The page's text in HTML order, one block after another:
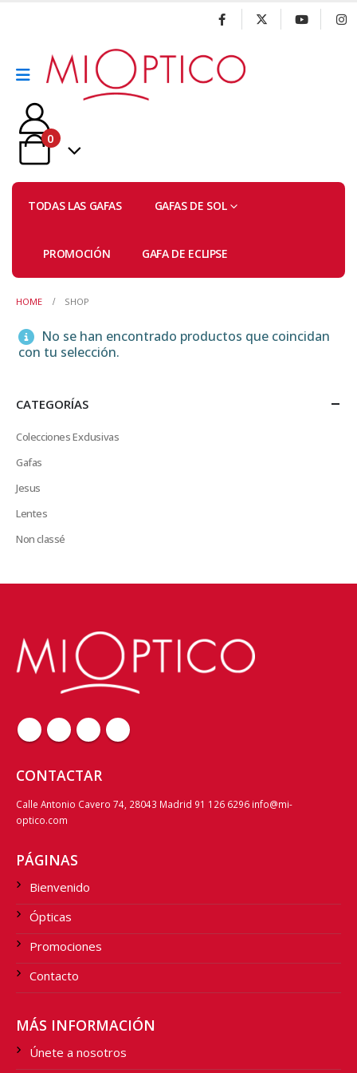
0
TODAS LAS GAFAS GAFAS DE SOL
PROMOCIÓN GAFA DE ECLIPSE
HOME SHOP
No se han encontrado productos que coincidan
con tu selección.
CATEGORÍAS
Colecciones Exclusivas
Gafas
Jesus
Lentes
Non classé
CONTACTAR
Calle Antonio Cavero 74, 28043 Madrid 91 126 6296 info@mi-
optico.com
PÁGINAS
Bienvenido
Ópticas
Promociones
Contacto
MÁS INFORMACIÓN
Únete a nosotros